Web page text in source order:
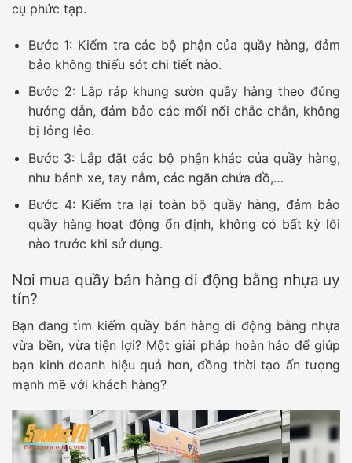
cụ phức tạp.
Bước 1: Kiểm tra các bộ phận của quầy hàng, đảm
bảo không thiếu sót chi tiết nào.
Bước 2: Lắp ráp khung sườn quầy hàng theo đúng
hướng dẫn, đảm bảo các mối nối chắc chắn, không
bị lỏng lẻo.
Bước 3: Lắp đặt các bộ phận khác của quầy hàng,
như bánh xe, tay nắm, các ngăn chứa đồ,…
Bước 4: Kiểm tra lại toàn bộ quầy hàng, đảm bảo
quầy hàng hoạt động ổn định, không có bất kỳ lỗi
nào trước khi sử dụng.
Nơi mua quầy bán hàng di động bằng nhựa uy
tín?
Bạn đang tìm kiếm quầy bán hàng di động bằng nhựa
vừa bền, vừa tiện lợi? Một giải pháp hoàn hảo để giúp
bạn kinh doanh hiệu quả hơn, đồng thời tạo ấn tượng
mạnh mẽ với khách hàng?